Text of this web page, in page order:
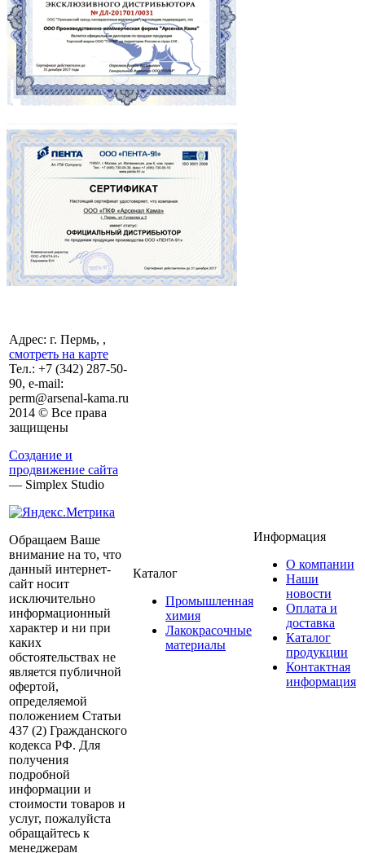
Адрес: г. Пермь, ,
смотреть на карте
Тел.: +7 (342) 287-50-
90, e-mail:
perm@arsenal-kama.ru
2014 © Все права
защищены
Создание и
продвижение сайта
— Simplex Studio
Обращаем Ваше
внимание на то, что
данный интернет-
сайт носит
исключительно
информационный
характер и ни при
каких
обстоятельствах не
является публичной
офертой,
определяемой
положением Статьи
437 (2) Гражданского
кодекса РФ. Для
получения
подробной
информации и
стоимости товаров и
услуг, пожалуйста
обращайтесь к
менеджерам
Каталог
Промышленная
химия
Лакокрасочные
материалы
Информация
О компании
Наши
новости
Оплата и
доставка
Каталог
продукции
Контактная
информация